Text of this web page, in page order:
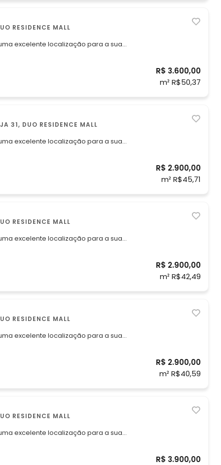
ÁGUAS CLARAS , DUO RESIDENCE MALL
excelente localização para a sua
R$ 3.600,00
m² R$50,37
ÁGUAS CLARAS LOJA 31, DUO RESIDENCE MALL
excelente localização para a sua
*Valor bruto do
R$ 2.900,00
m² R$45,71
ÁGUAS CLARAS , DUO RESIDENCE MALL
excelente localização para a sua
R$ 2.900,00
m² R$42,49
ÁGUAS CLARAS , DUO RESIDENCE MALL
excelente localização para a sua
em Águas Claras. *O imóvel
R$ 2.900,00
m² R$40,59
ÁGUAS CLARAS , DUO RESIDENCE MALL
excelente localização para a sua
Ideal: Próximo
R$ 3.900,00